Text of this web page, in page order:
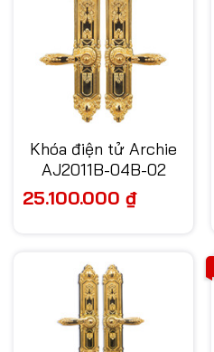
Khóa điện tử Archie
AJ2011B-04B-02
25.100.000 ₫